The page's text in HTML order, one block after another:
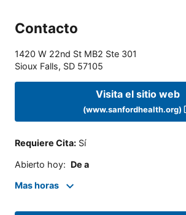
Contacto
1420 W 22nd St MB2 Ste 301
Sioux Falls, SD 57105
Visita el sitio web
(www.sanfordhealth.org)
Requiere Cita: Sí
Abierto hoy: De a
Mas horas